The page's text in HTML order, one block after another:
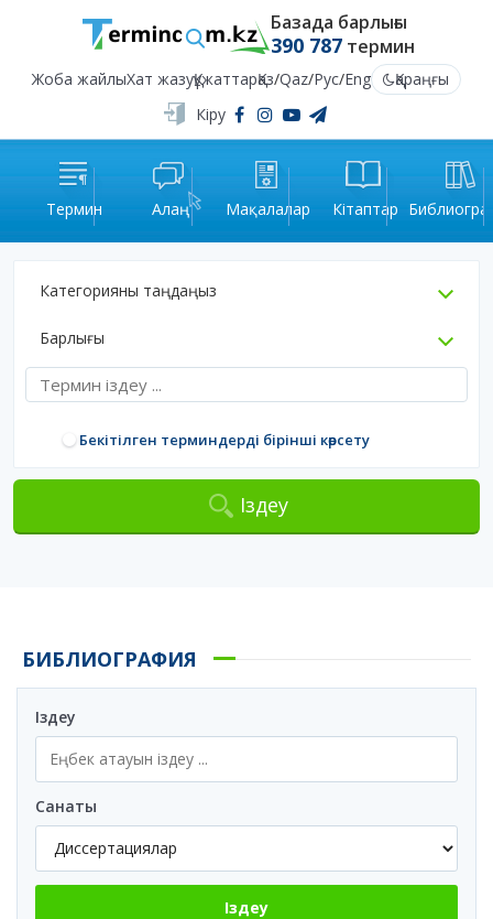
Базада барлығы
390 787термин
Жоба жайлыХат жазуҚұжаттарҚаз/Qaz/Рус/Eng
Қараңғы
Кіру
Термин Алаң Мақалалар Кітаптар
Категорияны таңдаңыз
Барлығы
Бекітілген терминдерді бірінші көрсету
Іздеу
БИБЛИОГРАФИЯ
Іздеу
Санаты
Іздеу